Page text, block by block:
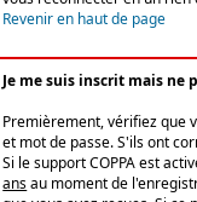
Revenir en haut de page
Je me suis inscrit mais ne
Premièrement, vérifiez que
et mot de passe. S'ils ont
Si le support COPPA est
ansau moment de